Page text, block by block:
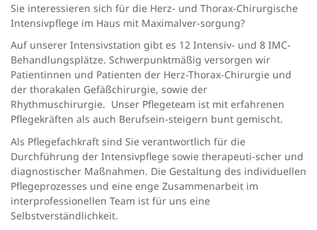
Sie interessieren sich für die Herz- und Thorax-Chirurgische
Intensivpflege im Haus mit Maximalver-sorgung?
Auf unserer Intensivstation gibt es 12 Intensiv- und 8 IMC-
Behandlungsplätze. Schwerpunktmäßig versorgen wir
Patientinnen und Patienten der Herz-Thorax-Chirurgie und
der thorakalen Gefäßchirurgie, sowie der
Rhythmuschirurgie. Unser Pflegeteam ist mit erfahrenen
Pflegekräften als auch Berufsein-steigern bunt gemischt.
Als Pflegefachkraft sind Sie verantwortlich für die
Durchführung der Intensivpflege sowie therapeuti-scher und
diagnostischer Maßnahmen. Die Gestaltung des individuellen
Pflegeprozesses und eine enge Zusammenarbeit im
interprofessionellen Team ist für uns eine
Selbstverständlichkeit.